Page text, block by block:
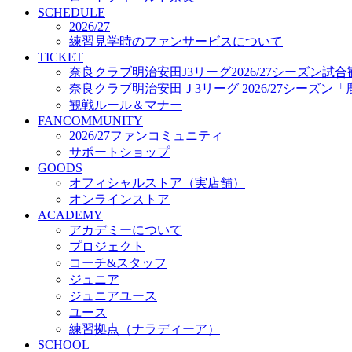
プロジェクト
コーチ&スタッフ
ジュニア
ジュニアユース
ユース
練習拠点（ナラディーア）
SCHOOL
CLUB
2026/27 パートナー企業
パートナー募集
クラブ理念
クラブ情報
サステナビリティ
Web制作支援
応援プロジェクト
SCHEDULE
2026/27
練習見学時のファンサービスについて
TICKET
奈良クラブ明治安田J3リーグ2026/27シーズン試合
奈良クラブ明治安田Ｊ3リーグ 2026/27シーズン「
観戦ルール＆マナー
FANCOMMUNITY
2026/27ファンコミュニティ
サポートショップ
GOODS
オフィシャルストア（実店舗）
オンラインストア
ACADEMY
アカデミーについて
プロジェクト
コーチ&スタッフ
ジュニア
ジュニアユース
ユース
練習拠点（ナラディーア）
SCHOOL